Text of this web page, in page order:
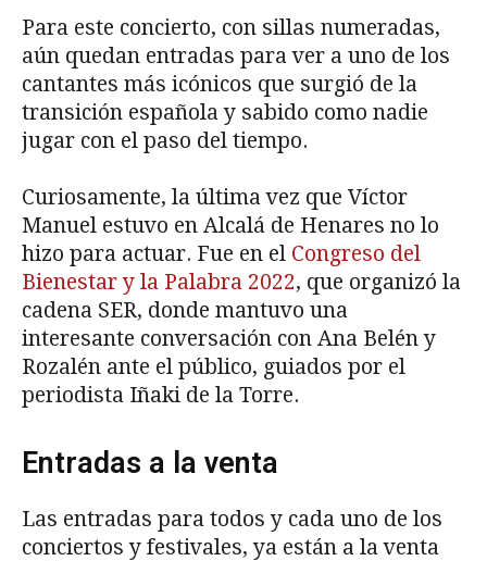
Para este concierto, con sillas numeradas,
aún quedan entradas para ver a uno de los
cantantes más icónicos que surgió de la
transición española y sabido como nadie
jugar con el paso del tiempo.
Curiosamente, la última vez que Víctor
Manuel estuvo en Alcalá de Henares no lo
hizo para actuar. Fue en el Congreso del
Bienestar y la Palabra 2022, que organizó la
cadena SER, donde mantuvo una
interesante conversación con Ana Belén y
Rozalén ante el público, guiados por el
periodista Iñaki de la Torre.
Entradas a la venta
Las entradas para todos y cada uno de los
conciertos y festivales, ya están a la venta